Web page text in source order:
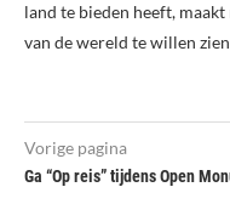
land te bieden heeft,
van de wereld te willen
Vorige pagina
Ga “Op reis” tijdens Open